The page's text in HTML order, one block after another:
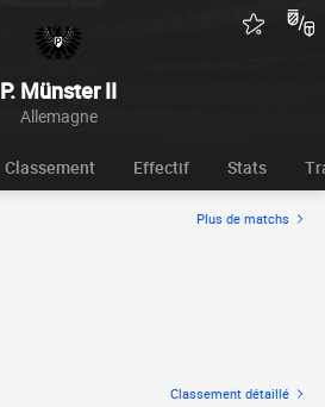
P. Münster II
Allemagne
Classement Effectif Stats
Plus de matchs
Classement détaillé